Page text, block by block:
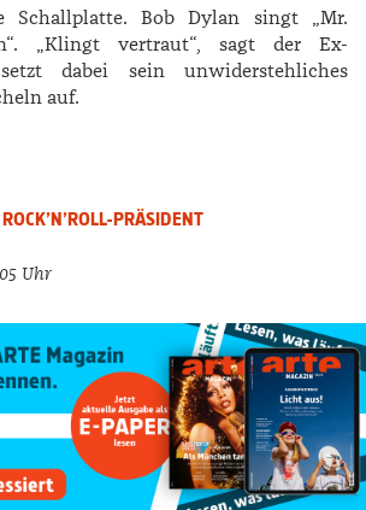
Schallplatte. Bob Dylan singt „Mr.
„Klingt vertraut“, sagt der Ex-
dabei sein unwiderstehliches
auf.
PRÄSIDENT
Uhr